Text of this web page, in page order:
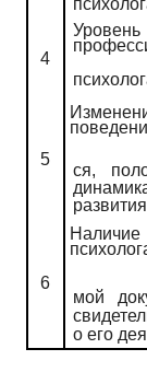
4
Уровень
5
ся,
развития
6
мой
о его